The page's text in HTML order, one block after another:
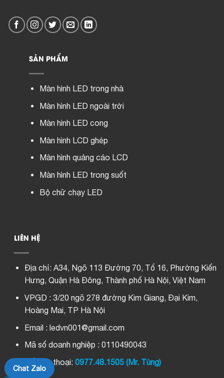
SẢN PHẨM
Màn hình LED trong nhà
Màn hình LED ngoài trời
Màn hình LED cong
Màn hình LCD ghép
Màn hình quảng cáo LCD
Màn hình LED trong suốt
Bộ chữ chạy LED
LIÊN HỆ
Địa chỉ: A34, Ngõ 113 Đường 70, Tổ 16, Phường Kiến
Hưng, Quận Hà Đông, Thành phố Hà Nội, Việt Nam
VPGD : 3/20 ngõ 278 đường Kim Giang, Đại Kim,
Hoàng Mai, TP Hà Nội
Email : ledvn001@gmail.com
Mã số doanh nghiệp : 0110490043
Số điện thoại: 0977.48.1505 (Mr. Tùng)
Chat Zalo